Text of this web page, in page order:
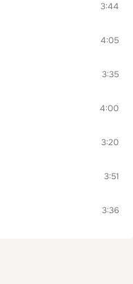
3:44
4:05
3:35
4:00
3:20
3:51
3:36